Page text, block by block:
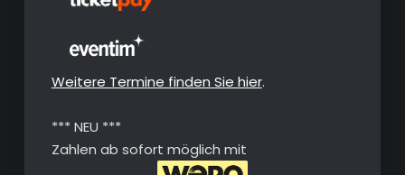
Weitere Termine finden Sie hier.
*** NEU ***
Zahlen ab sofort möglich mit